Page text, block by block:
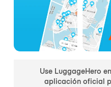
Use LuggageHero
aplicación oficial